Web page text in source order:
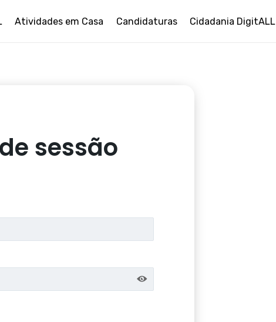
Atividades em Casa Candidaturas Cidadania DigitALL
sessão